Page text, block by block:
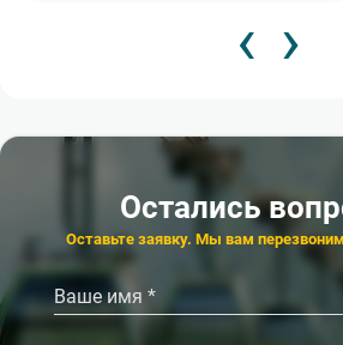
‹ ›
Планета лета
Остались
Оставьте заявку. Мы вам